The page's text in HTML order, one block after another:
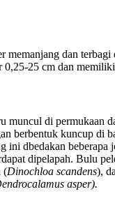
memanjang dan
0,25-25 cm dan
muncul di permukaan
berbentuk kuncup di
ini dbedakan
dipelapah. Bulu
(Dinochloa scandens),
asper).